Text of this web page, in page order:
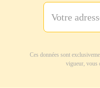
Ces données sont
vigueur, vous